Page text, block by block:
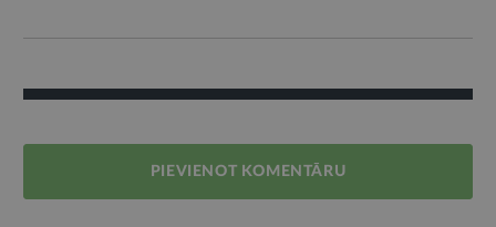
PIEVIENOT KOMENTĀRU